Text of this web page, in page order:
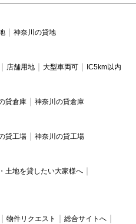
神奈川の貸地
店舗用地 大型車両可 IC5km以内
貸倉庫 神奈川の貸倉庫
貸工場 神奈川の貸工場
土地を貸したい大家様へ
物件リクエスト
総合サイトへ